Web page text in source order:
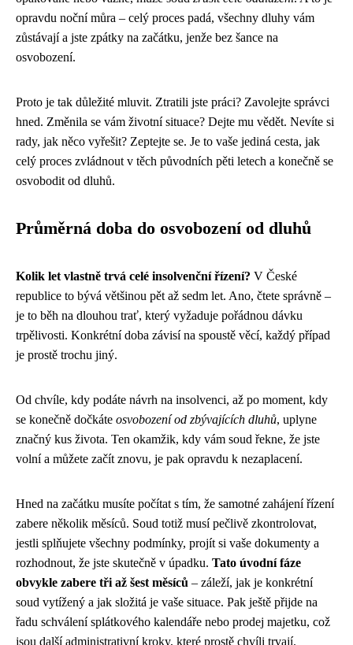
opravdu noční můra – celý proces padá, všechny dluhy vám
zůstávají a jste zpátky na začátku, jenže bez šance na
osvobození.
Proto je tak důležité mluvit. Ztratili jste práci? Zavolejte správci
hned. Změnila se vám životní situace? Dejte mu vědět. Nevíte si
rady, jak něco vyřešit? Zeptejte se. Je to vaše jediná cesta, jak
celý proces zvládnout v těch původních pěti letech a konečně se
osvobodit od dluhů.
Průměrná doba do osvobození od dluhů
Kolik let vlastně trvá celé insolvenční řízení? V České
republice to bývá většinou pět až sedm let. Ano, čtete správně –
je to běh na dlouhou trať, který vyžaduje pořádnou dávku
trpělivosti. Konkrétní doba závisí na spoustě věcí, každý případ
je prostě trochu jiný.
Od chvíle, kdy podáte návrh na insolvenci, až po moment, kdy
se konečně dočkáte osvobození od zbývajících dluhů, uplyne
značný kus života. Ten okamžik, kdy vám soud řekne, že jste
volní a můžete začít znovu, je pak opravdu k nezaplacení.
Hned na začátku musíte počítat s tím, že samotné zahájení řízení
zabere několik měsíců. Soud totiž musí pečlivě zkontrolovat,
jestli splňujete všechny podmínky, projít si vaše dokumenty a
rozhodnout, že jste skutečně v úpadku. Tato úvodní fáze
obvykle zabere tři až šest měsíců – záleží, jak je konkrétní
soud vytížený a jak složitá je vaše situace. Pak ještě přijde na
řadu schválení splátkového kalendáře nebo prodej majetku, což
jsou další administrativní kroky, které prostě chvíli trvají.